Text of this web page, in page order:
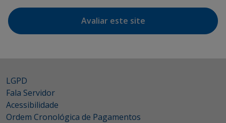
Avaliar este site
LGPD
Fala Servidor
Acessibilidade
Ordem Cronológica de Pagamentos